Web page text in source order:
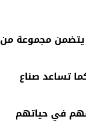
يتضمن مجموعة من
تساعد صناع
في حياتهم